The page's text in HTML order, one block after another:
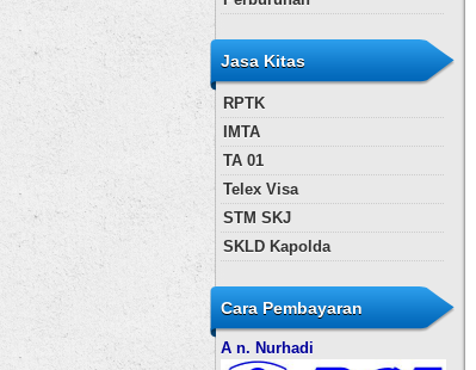
Jasa Kitas
RPTK
IMTA
TA 01
Telex Visa
STM SKJ
SKLD Kapolda
Cara Pembayaran
A n. Nurhadi